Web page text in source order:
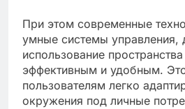
При этом современные
умные системы управления,
использование
эффективным и удобным.
пользователям легко
окружения под личные